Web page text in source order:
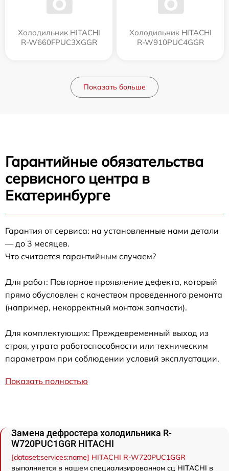
Холодильник HITACHI
R-W660FPUC3XGGR
Холодильник HITACHI
R-W910PUC4GGR
Показать больше
Гарантийные обязательства
сервисного центра в
Екатеринбурге
Гарантия от сервиса: на установленные нами детали
— до 3 месяцев.
Что считается гарантийным случаем?
Для работ: Повторное проявление дефекта, который
прямо обусловлен с качеством проведенного ремонта
(например, некорректный монтаж запчасти).
Для комплектующих: Преждевременный выход из
строя, утрата работоспособности или техническим
параметрам при соблюдении условий эксплуатации.
Показать полностью
Замена дефростера холодильника R-
W720PUC1GGR HITACHI
[dataset:services:name] HITACHI R-W720PUC1GGR
выполняется в нашем специализированном сц HITACHI в